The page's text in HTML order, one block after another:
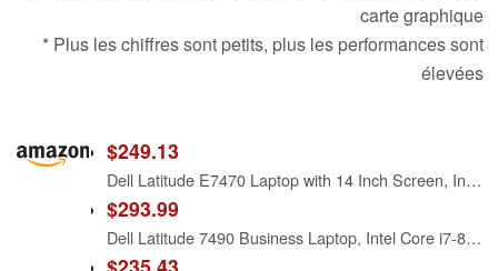
carte graphique
* Plus les chiffres sont petits, plus les performances sont
élevées
$249.13
Dell Latitude E7470 Laptop with 14 Inch Screen, Intel Core i7-6600U, 16 GB RAM, 256 GB SSD, Camera, Windows 11 Pro (Renewed)
$293.99
Dell Latitude 7490 Business Laptop, Intel Core i7-8650U, 16GB DDR4 RAM, 512GB SSD, 14" HD (1366x768), CAM, HDMI, Windows 11 Pro (Renewed)